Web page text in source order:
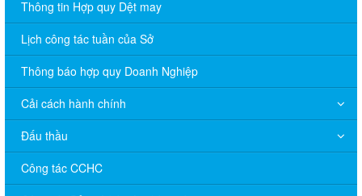
Thông tin Hợp quy Dệt may
Lịch công tác tuần của Sở
Thông báo hợp quy Doanh Nghiệp
Cải cách hành chính
Đấu thầu
Công tác CCHC